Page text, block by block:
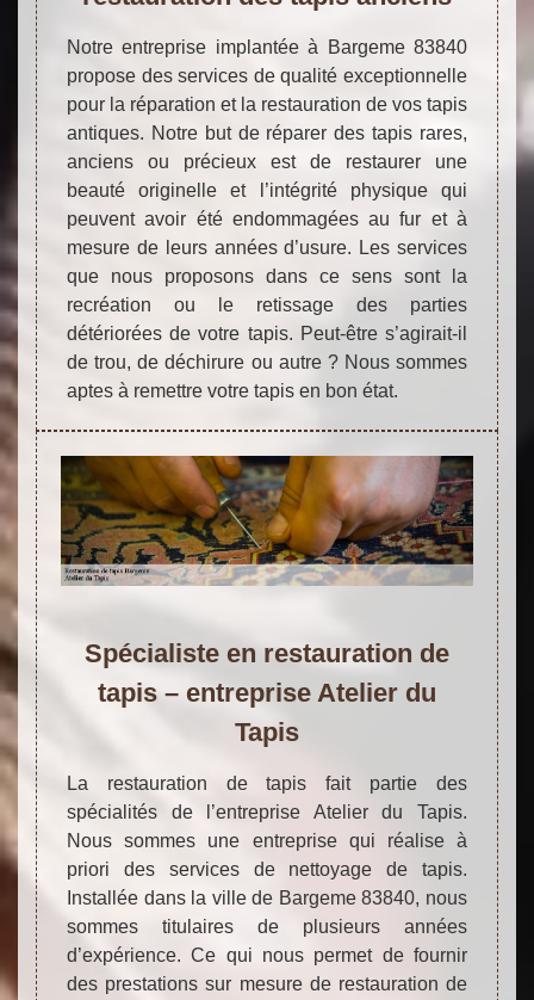
Notre entreprise implantée à Bargeme 83840
propose des services de qualité exceptionnelle
pour la réparation et la restauration de vos tapis
antiques. Notre but de réparer des tapis rares,
anciens ou précieux est de restaurer une
beauté originelle et l’intégrité physique qui
peuvent avoir été endommagées au fur et à
mesure de leurs années d’usure. Les services
que nous proposons dans ce sens sont la
recréation ou le retissage des parties
détériorées de votre tapis. Peut-être s’agirait-il
de trou, de déchirure ou autre ? Nous sommes
aptes à remettre votre tapis en bon état.
Spécialiste en restauration de
tapis – entreprise Atelier du
Tapis
La restauration de tapis fait partie des
spécialités de l’entreprise Atelier du Tapis.
Nous sommes une entreprise qui réalise à
priori des services de nettoyage de tapis.
Installée dans la ville de Bargeme 83840, nous
sommes titulaires de plusieurs années
d’expérience. Ce qui nous permet de fournir
des prestations sur mesure de restauration de